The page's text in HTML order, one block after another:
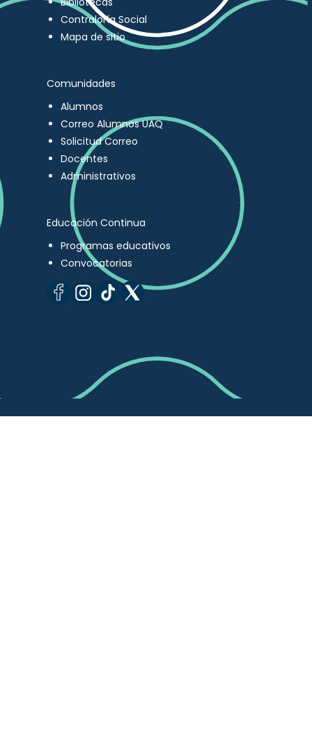
Contraloría Social
Mapa de sitio
Comunidades
Alumnos
Correo Alumnos UAQ
Solicitud Correo
Docentes
Administrativos
Educación Continua
Programas educativos
Convocatorias